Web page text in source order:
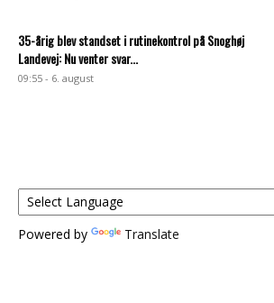
35-årig blev standset i rutinekontrol på Snoghøj
Landevej: Nu venter svar...
09:55 - 6. august
Powered by Translate